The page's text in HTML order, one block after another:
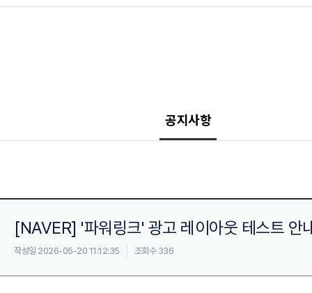
공지사항
[NAVER] '파워링크' 광고 레이아웃 테스트 안
작성일 2026-05-20 11:12:35 조회수 336